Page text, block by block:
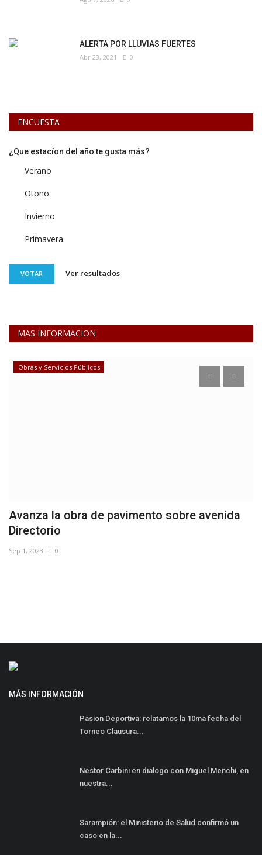
ALERTA POR LLUVIAS FUERTES
Abr 23, 2021 0
ENCUESTA
¿Que estacíon del año te gusta más?
Verano
Otoño
Invierno
Primavera
VOTAR Ver resultados
MAS INFORMACION
Obras y Servicios Públicos
Avanza la obra de pavimento sobre avenida
Directorio
Sep 1, 2023 0
MÁS INFORMACIÓN
Pasion Deportiva: relatamos la 10ma fecha del
Torneo Clausura...
Nestor Carbini en dialogo con Miguel Menchi, en
nuestra...
Sarampión: el Ministerio de Salud confirmó un
caso en la...